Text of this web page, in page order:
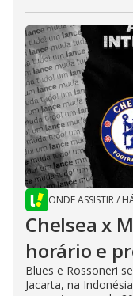
ONDE ASSISTIR/
Chelsea x
horário e
Blues e Rossoneri
Jacarta, na